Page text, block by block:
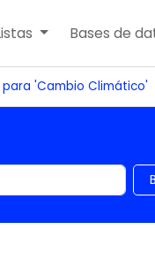
Bases de
'Cambio Climático'
clave